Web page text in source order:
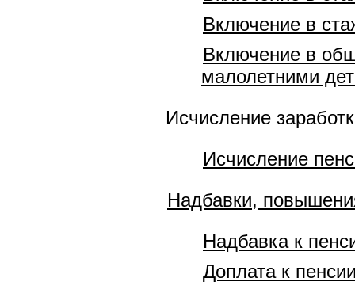
Включение в
Включение в
малолетними
Исчисление
Исчисление
Надбавки,
Надбавка к
Доплата к